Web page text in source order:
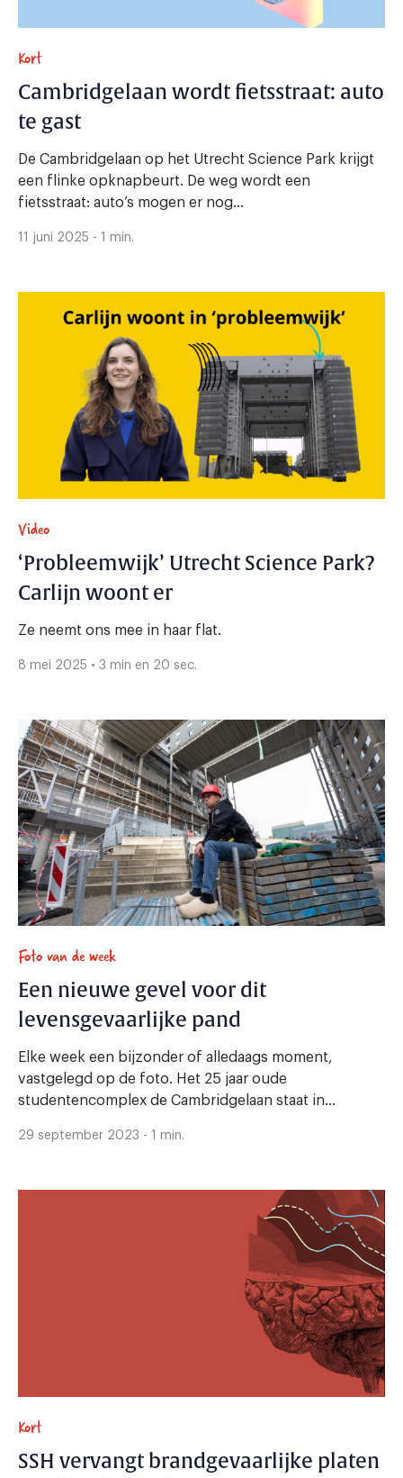
Kort
Cambridgelaan wordt fietsstraat: auto
te gast
De Cambridgelaan op het Utrecht Science Park krijgt
een flinke opknapbeurt. De weg wordt een
fietsstraat: auto’s mogen er nog...
11 juni 2025 - 1 min.
Video
‘Probleemwijk’ Utrecht Science Park?
Carlijn woont er
Ze neemt ons mee in haar flat.
8 mei 2025 • 3 min en 20 sec.
Foto van de week
Een nieuwe gevel voor dit
levensgevaarlijke pand
Elke week een bijzonder of alledaags moment,
vastgelegd op de foto. Het 25 jaar oude
studentencomplex de Cambridgelaan staat in...
29 september 2023 - 1 min.
Kort
SSH vervangt brandgevaarlijke platen